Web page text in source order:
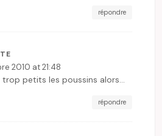
répondre
2010 at 21:48
trop petits les poussins alors…
répondre